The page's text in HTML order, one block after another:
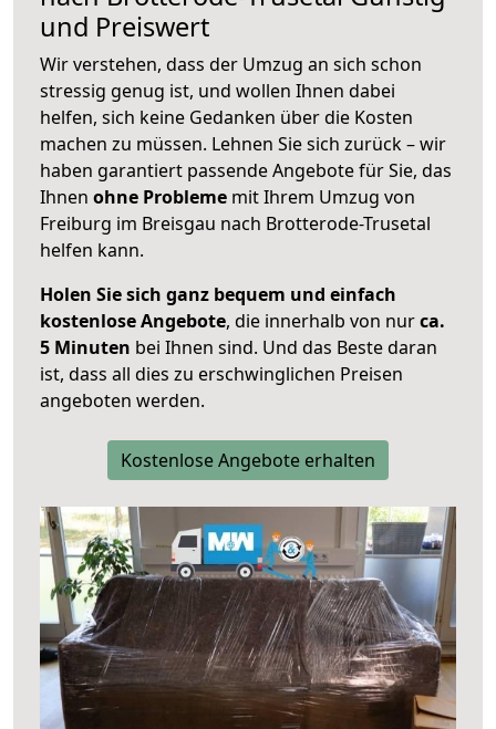
und Preiswert
Wir verstehen, dass der Umzug an sich schon
stressig genug ist, und wollen Ihnen dabei
helfen, sich keine Gedanken über die Kosten
machen zu müssen. Lehnen Sie sich zurück – wir
haben garantiert passende Angebote für Sie, das
Ihnen ohne Probleme mit Ihrem Umzug von
Freiburg im Breisgau nach Brotterode-Trusetal
helfen kann.
Holen Sie sich ganz bequem und einfach
kostenlose Angebote, die innerhalb von nurca.
5 Minuten bei Ihnen sind. Und das Beste daran
ist, dass all dies zu erschwinglichen Preisen
angeboten werden.
Kostenlose Angebote erhalten